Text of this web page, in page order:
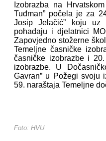
Izobrazba na
Tuđman” počela je za
Josip Jelačić” koju uz
pohađaju i djelatnici
Zapovjedno stožerne
Temeljne časničke
časničke izobrazbe i
izobrazbe. U
Gavran” u Požegi svoju
59. naraštaja Temeljne
Foto: HVU